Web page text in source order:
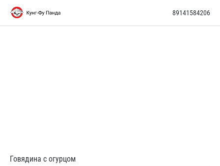
89141584206
Говядина с огурцом